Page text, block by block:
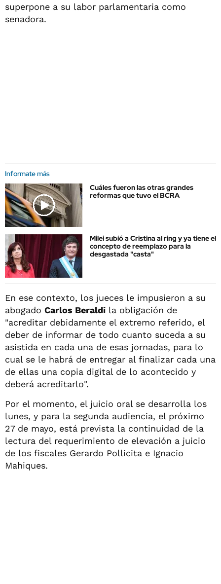
superpone a su labor parlamentaria como
senadora.
Informate más
Cuáles fueron las otras grandes
reformas que tuvo el BCRA
Milei subió a Cristina al ring y ya tiene el
concepto de reemplazo para la
desgastada "casta"
En ese contexto, los jueces le impusieron a su
abogado Carlos Beraldi la obligación de
"acreditar debidamente el extremo referido, el
deber de informar de todo cuanto suceda a su
asistida en cada una de esas jornadas, para lo
cual se le habrá de entregar al finalizar cada una
de ellas una copia digital de lo acontecido y
deberá acreditarlo".
Por el momento, el juicio oral se desarrolla los
lunes, y para la segunda audiencia, el próximo
27 de mayo, está prevista la continuidad de la
lectura del requerimiento de elevación a juicio
de los fiscales Gerardo Pollicita e Ignacio
Mahiques.